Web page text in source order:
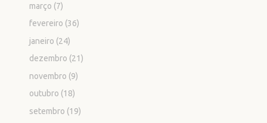
março (7)
fevereiro (36)
janeiro (24)
dezembro (21)
novembro (9)
outubro (18)
setembro (19)